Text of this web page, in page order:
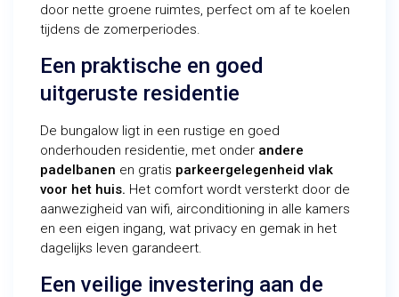
door nette groene ruimtes, perfect om af te koelen
tijdens de zomerperiodes.
Een praktische en goed
uitgeruste residentie
De bungalow ligt in een rustige en goed
onderhouden residentie, met onder andere
padelbanen en gratis parkeergelegenheid vlak
voor het huis. Het comfort wordt versterkt door de
aanwezigheid van wifi, airconditioning in alle kamers
en een eigen ingang, wat privacy en gemak in het
dagelijks leven garandeert.
Een veilige investering aan de